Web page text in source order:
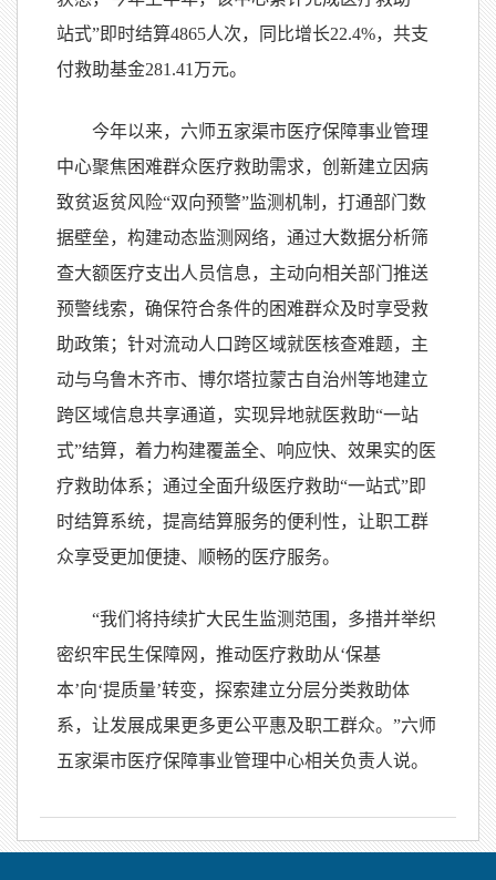
站式”即时结算4865人次，同比增长22.4%，共支
付救助基金281.41万元。
今年以来，六师五家渠市医疗保障事业管理
中心聚焦困难群众医疗救助需求，创新建立因病
致贫返贫风险“双向预警”监测机制，打通部门数
据壁垒，构建动态监测网络，通过大数据分析筛
查大额医疗支出人员信息，主动向相关部门推送
预警线索，确保符合条件的困难群众及时享受救
助政策；针对流动人口跨区域就医核查难题，主
动与乌鲁木齐市、博尔塔拉蒙古自治州等地建立
跨区域信息共享通道，实现异地就医救助“一站
式”结算，着力构建覆盖全、响应快、效果实的医
疗救助体系；通过全面升级医疗救助“一站式”即
时结算系统，提高结算服务的便利性，让职工群
众享受更加便捷、顺畅的医疗服务。
“我们将持续扩大民生监测范围，多措并举织
密织牢民生保障网，推动医疗救助从‘保基
本’向‘提质量’转变，探索建立分层分类救助体
系，让发展成果更多更公平惠及职工群众。”六师
五家渠市医疗保障事业管理中心相关负责人说。